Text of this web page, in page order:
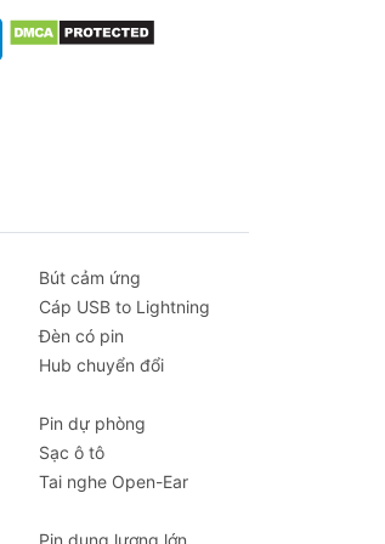
Bút cảm ứng
Cáp USB to Lightning
Đèn có pin
Hub chuyển đổi
Pin dự phòng
Sạc ô tô
Tai nghe Open-Ear
Pin dung lượng lớn